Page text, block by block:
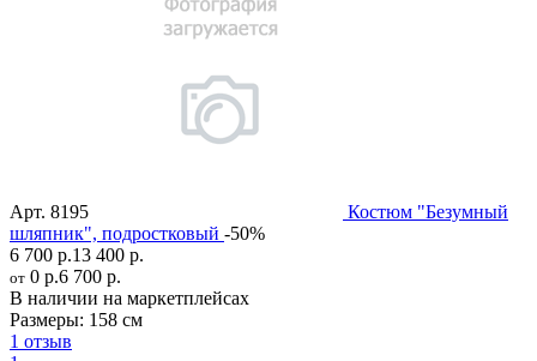
Арт. 8195
Костюм "Безумный
шляпник", подростковый -50%
6 700 р.13 400 р.
от 0 р.6 700 р.
В наличии на маркетплейсах
Размеры: 158 см
1 отзыв